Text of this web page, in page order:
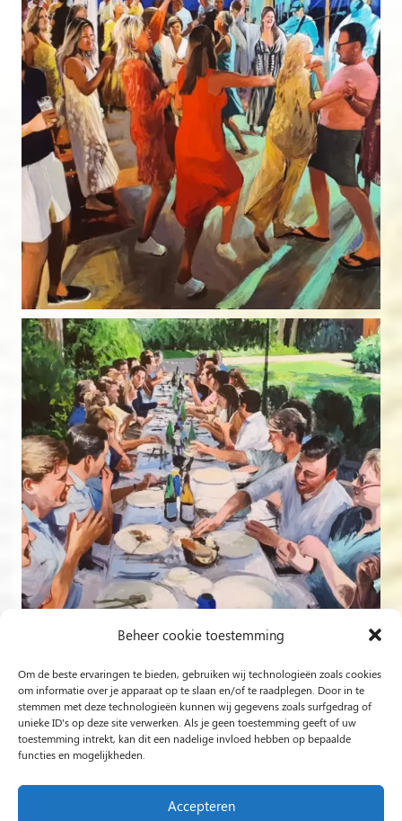
Beheer cookie toestemming
Om de beste ervaringen te bieden, gebruiken wij technologieën zoals cookies
om informatie over je apparaat op te slaan en/of te raadplegen. Door in te
stemmen met deze technologieën kunnen wij gegevens zoals surfgedrag of
unieke ID's op deze site verwerken. Als je geen toestemming geeft of uw
toestemming intrekt, kan dit een nadelige invloed hebben op bepaalde
functies en mogelijkheden.
Accepteren
Follow on Instagram
Rob Jacobs from ‘s-Hertogenbosch is a ‘Plein Air’ and
‘Live Event Painter’, painting moved by Light and Love.